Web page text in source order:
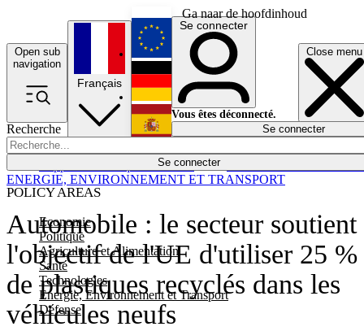
Ga naar de hoofdinhoud
Open sub
navigation
Close menu
Recherche
Se connecter
POLICY AREAS
Economie
Politique
Agriculture et Alimentation
Santé
Technologies
Energie, Environnement et Transport
Défense
Économie
Français
English
Deutsch
Español
Se connecter
Vous êtes déconnecté.
Se connecter
Automobile : le secteur soutient
l'objectif de l'UE d'utiliser 25 %
de plastiques recyclés dans les
véhicules neufs
ENERGIE, ENVIRONNEMENT ET TRANSPORT